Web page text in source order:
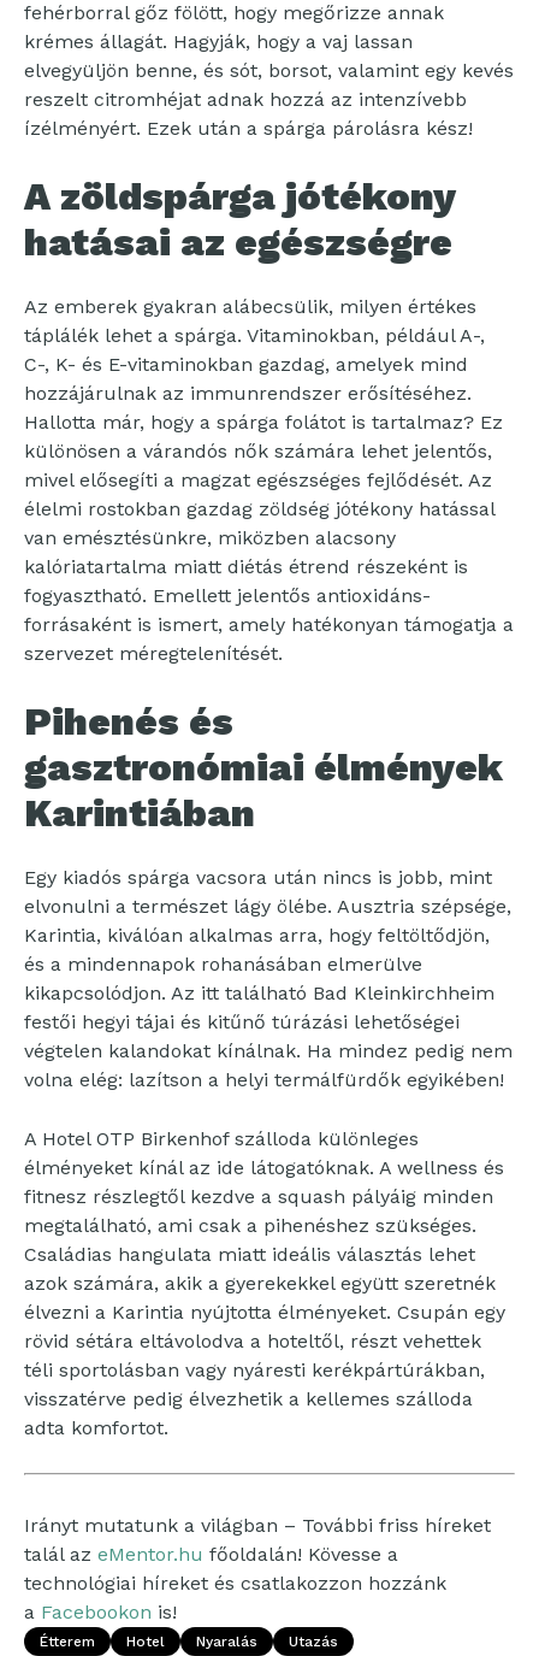
fehérborral gőz fölött, hogy megőrizze annak
krémes állagát. Hagyják, hogy a vaj lassan
elvegyüljön benne, és sót, borsot, valamint egy kevés
reszelt citromhéjat adnak hozzá az intenzívebb
ízélményért. Ezek után a spárga párolásra kész!
A zöldspárga jótékony
hatásai az egészségre
Az emberek gyakran alábecsülik, milyen értékes
táplálék lehet a spárga. Vitaminokban, például A-,
C-, K- és E-vitaminokban gazdag, amelyek mind
hozzájárulnak az immunrendszer erősítéséhez.
Hallotta már, hogy a spárga folátot is tartalmaz? Ez
különösen a várandós nők számára lehet jelentős,
mivel elősegíti a magzat egészséges fejlődését. Az
élelmi rostokban gazdag zöldség jótékony hatással
van emésztésünkre, miközben alacsony
kalóriatartalma miatt diétás étrend részeként is
fogyasztható. Emellett jelentős antioxidáns-
forrásaként is ismert, amely hatékonyan támogatja a
szervezet méregtelenítését.
Pihenés és
gasztronómiai élmények
Karintiában
Egy kiadós spárga vacsora után nincs is jobb, mint
elvonulni a természet lágy ölébe. Ausztria szépsége,
Karintia, kiválóan alkalmas arra, hogy feltöltődjön,
és a mindennapok rohanásában elmerülve
kikapcsolódjon. Az itt található Bad Kleinkirchheim
festői hegyi tájai és kitűnő túrázási lehetőségei
végtelen kalandokat kínálnak. Ha mindez pedig nem
volna elég: lazítson a helyi termálfürdők egyikében!
A Hotel OTP Birkenhof szálloda különleges
élményeket kínál az ide látogatóknak. A wellness és
fitnesz részlegtől kezdve a squash pályáig minden
megtalálható, ami csak a pihenéshez szükséges.
Családias hangulata miatt ideális választás lehet
azok számára, akik a gyerekekkel együtt szeretnék
élvezni a Karintia nyújtotta élményeket. Csupán egy
rövid sétára eltávolodva a hoteltől, részt vehettek
téli sportolásban vagy nyáresti kerékpártúrákban,
visszatérve pedig élvezhetik a kellemes szálloda
adta komfortot.
Irányt mutatunk a világban – További friss híreket
talál az eMentor.hu főoldalán! Kövesse a
technológiai híreket és csatlakozzon hozzánk
a Facebookon is!
Étterem Hotel Nyaralás Utazás